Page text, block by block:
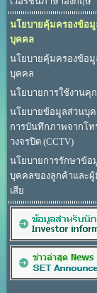
นโยบายคุ้มครองข้อ
บุคคล
นโยบายคุ้มครองข้อ
บุคคล
นโยบายการใช้งานคุ
นโยบายข้อมูลส่วนบุ
การบันทึกภาพจากโ
วงจรปิด (CCTV)
นโยบายการรักษาข้อ
บุคคลของลูกค้าและ
เสีย